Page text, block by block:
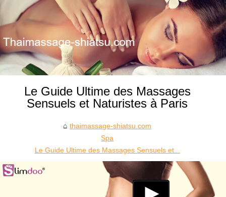
Le Guide Ultime des Massages
Sensuels et Naturistes à Paris
thaimassage-shiatsu.com
Spa
Le Guide Ultime des Massages Sensuels et...